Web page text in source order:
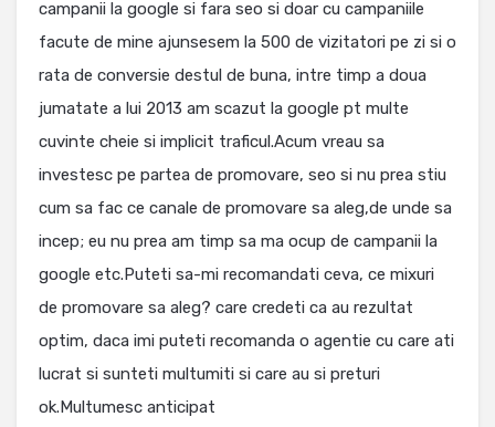
campanii la google si fara seo si doar cu campaniile
facute de mine ajunsesem la 500 de vizitatori pe zi si o
rata de conversie destul de buna, intre timp a doua
jumatate a lui 2013 am scazut la google pt multe
cuvinte cheie si implicit traficul.Acum vreau sa
investesc pe partea de promovare, seo si nu prea stiu
cum sa fac ce canale de promovare sa aleg,de unde sa
incep; eu nu prea am timp sa ma ocup de campanii la
google etc.Puteti sa-mi recomandati ceva, ce mixuri
de promovare sa aleg? care credeti ca au rezultat
optim, daca imi puteti recomanda o agentie cu care ati
lucrat si sunteti multumiti si care au si preturi
ok.Multumesc anticipat